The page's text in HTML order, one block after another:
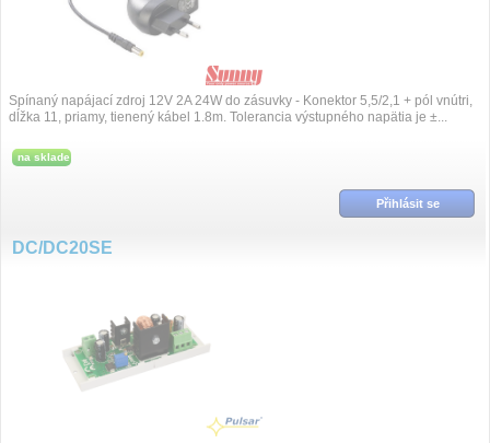
Spínaný napájací zdroj 12V 2A 24W do zásuvky - Konektor 5,5/2,1 + pól vnútri,
dĺžka 11, priamy, tienený kábel 1.8m. Tolerancia výstupného napätia je ±...
na sklade
Přihlásit se
DC/DC20SE